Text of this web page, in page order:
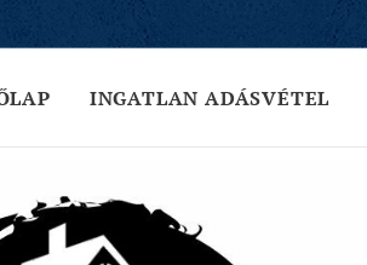
INGATLAN ADÁSVÉTEL